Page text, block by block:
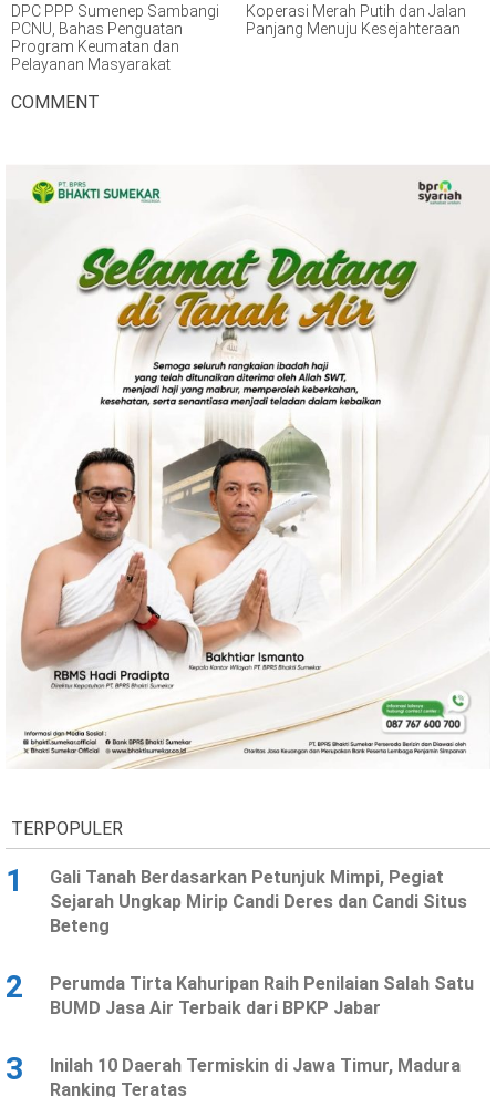
DPC PPP Sumenep Sambangi
PCNU, Bahas Penguatan
Program Keumatan dan
Pelayanan Masyarakat
Koperasi Merah Putih dan Jalan
Panjang Menuju Kesejahteraan
COMMENT
TERPOPULER
1
Gali Tanah Berdasarkan Petunjuk Mimpi, Pegiat
Sejarah Ungkap Mirip Candi Deres dan Candi Situs
Beteng
2
Perumda Tirta Kahuripan Raih Penilaian Salah Satu
BUMD Jasa Air Terbaik dari BPKP Jabar
3
Inilah 10 Daerah Termiskin di Jawa Timur, Madura
Ranking Teratas